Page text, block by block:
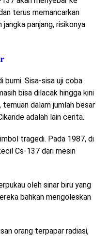
terus memancarkan
panjang, risikonya
bumi. Sisa-sisa uji coba
bisa dilacak hingga kini
dalam jumlah besar
adalah lain cerita.
tragedi. Pada 1987, di
Cs-137 dari mesin
oleh sinar biru yang
bahkan mengoleskan
orang terpapar radiasi,